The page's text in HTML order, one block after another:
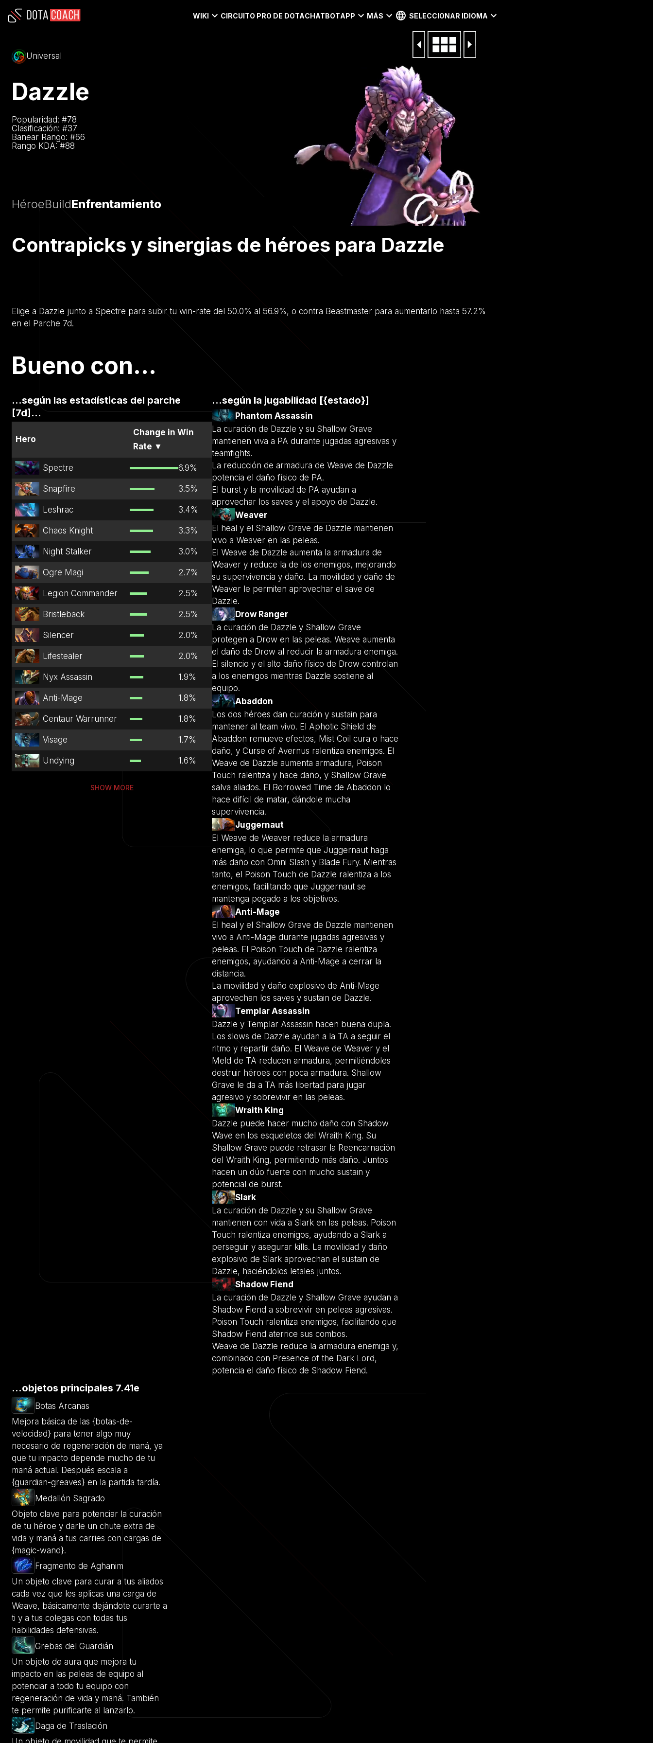
WIKI CIRCUITO PRO DE DOTACHATBOTAPP MÁS SELECCIONAR IDIOMA
Universal
Dazzle
Popularidad: #78
Clasificación: #37
Banear Rango: #66
Rango KDA: #88
HéroeBuildEnfrentamiento
Contrapicks y sinergias de héroes para Dazzle
Elige a Dazzle junto a Spectre para subir tu win-rate del 50.0% al 56.9%, o contra Beastmaster para aumentarlo hasta 57.2%
en el Parche 7d.
Bueno con...
...según las estadísticas del parche
[7d]...
Hero
Change in Win
Rate ▼
Spectre 6.9%
Snapfire 3.5%
Leshrac 3.4%
Chaos Knight 3.3%
Night Stalker 3.0%
Ogre Magi 2.7%
Legion Commander 2.5%
Bristleback 2.5%
Silencer 2.0%
Lifestealer 2.0%
Nyx Assassin 1.9%
Anti-Mage 1.8%
Centaur Warrunner 1.8%
Visage 1.7%
Undying 1.6%
SHOW MORE
...según la jugabilidad [{estado}]
Phantom Assassin
La curación de Dazzle y su Shallow Grave
mantienen viva a PA durante jugadas agresivas y
teamfights.
La reducción de armadura de Weave de Dazzle
potencia el daño físico de PA.
El burst y la movilidad de PA ayudan a
aprovechar los saves y el apoyo de Dazzle.
Weaver
El heal y el Shallow Grave de Dazzle mantienen
vivo a Weaver en las peleas.
El Weave de Dazzle aumenta la armadura de
Weaver y reduce la de los enemigos, mejorando
su supervivencia y daño. La movilidad y daño de
Weaver le permiten aprovechar el save de
Dazzle.
Drow Ranger
La curación de Dazzle y Shallow Grave
protegen a Drow en las peleas. Weave aumenta
el daño de Drow al reducir la armadura enemiga.
El silencio y el alto daño físico de Drow controlan
a los enemigos mientras Dazzle sostiene al
equipo.
Abaddon
Los dos héroes dan curación y sustain para
mantener al team vivo. El Aphotic Shield de
Abaddon remueve efectos, Mist Coil cura o hace
daño, y Curse of Avernus ralentiza enemigos. El
Weave de Dazzle aumenta armadura, Poison
Touch ralentiza y hace daño, y Shallow Grave
salva aliados. El Borrowed Time de Abaddon lo
hace difícil de matar, dándole mucha
supervivencia.
Juggernaut
El Weave de Weaver reduce la armadura
enemiga, lo que permite que Juggernaut haga
más daño con Omni Slash y Blade Fury. Mientras
tanto, el Poison Touch de Dazzle ralentiza a los
enemigos, facilitando que Juggernaut se
mantenga pegado a los objetivos.
Anti-Mage
El heal y el Shallow Grave de Dazzle mantienen
vivo a Anti-Mage durante jugadas agresivas y
peleas. El Poison Touch de Dazzle ralentiza
enemigos, ayudando a Anti-Mage a cerrar la
distancia.
La movilidad y daño explosivo de Anti-Mage
aprovechan los saves y sustain de Dazzle.
Templar Assassin
Dazzle y Templar Assassin hacen buena dupla.
Los slows de Dazzle ayudan a la TA a seguir el
ritmo y repartir daño. El Weave de Weaver y el
Meld de TA reducen armadura, permitiéndoles
destruir héroes con poca armadura. Shallow
Grave le da a TA más libertad para jugar
agresivo y sobrevivir en las peleas.
Wraith King
Dazzle puede hacer mucho daño con Shadow
Wave en los esqueletos del Wraith King. Su
Shallow Grave puede retrasar la Reencarnación
del Wraith King, permitiendo más daño. Juntos
hacen un dúo fuerte con mucho sustain y
potencial de burst.
Slark
La curación de Dazzle y su Shallow Grave
mantienen con vida a Slark en las peleas. Poison
Touch ralentiza enemigos, ayudando a Slark a
perseguir y asegurar kills. La movilidad y daño
explosivo de Slark aprovechan el sustain de
Dazzle, haciéndolos letales juntos.
Shadow Fiend
La curación de Dazzle y Shallow Grave ayudan a
Shadow Fiend a sobrevivir en peleas agresivas.
Poison Touch ralentiza enemigos, facilitando que
Shadow Fiend aterrice sus combos.
Weave de Dazzle reduce la armadura enemiga y,
combinado con Presence of the Dark Lord,
potencia el daño físico de Shadow Fiend.
...objetos principales 7.41e
Botas Arcanas
Mejora básica de las {botas-de-
velocidad} para tener algo muy
necesario de regeneración de maná, ya
que tu impacto depende mucho de tu
maná actual. Después escala a
{guardian-greaves} en la partida tardía.
Medallón Sagrado
Objeto clave para potenciar la curación
de tu héroe y darle un chute extra de
vida y maná a tus carries con cargas de
{magic-wand}.
Fragmento de Aghanim
Un objeto clave para curar a tus aliados
cada vez que les aplicas una carga de
Weave, básicamente dejándote curarte a
ti y a tus colegas con todas tus
habilidades defensivas.
Grebas del Guardián
Un objeto de aura que mejora tu
impacto en las peleas de equipo al
potenciar a todo tu equipo con
regeneración de vida y maná. También
te permite purificarte al lanzarlo.
Daga de Traslación